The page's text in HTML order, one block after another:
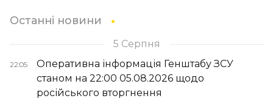
Останні новини
5 Серпня
22:05
Оперативна інформація Генштабу ЗСУ
станом на 22:00 05.08.2026 щодо
російського вторгнення